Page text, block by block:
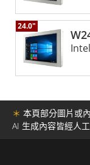
24.0"
＊ 本頁部分圖片或
AI 生成內容皆經人